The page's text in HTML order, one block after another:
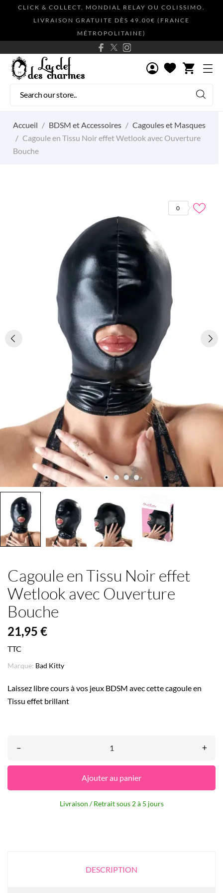
CLICK & COLLECT, MONDIAL RELAY OU COLISSIMO.
LIVRAISON GRATUITE DÈS 49.00€ (FRANCE
MÉTROPOLITAINE)
shopping_cart
Accueil BDSM et Accessoires
Cagoules et Masques
Cagoule en Tissu Noir effet Wetlook avec Ouverture
Bouche
0
Cagoule en Tissu Noir effet
Wetlook avec Ouverture
Bouche
21,95 €
TTC
Marque: Bad Kitty
Laissez libre cours à vos jeux BDSM avec cette cagoule en
Tissu effet brillant
– +
Ajouter au panier
Livraison / Retrait sous 2 à 5 jours
DESCRIPTION